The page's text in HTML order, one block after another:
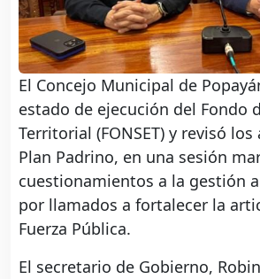
El Concejo Municipal de
estado de ejecución del Fondo
Territorial (FONSET) y revisó los
Plan Padrino, en una sesión
cuestionamientos a la gestión
por llamados a fortalecer la
Fuerza Pública.
El secretario de Gobierno,